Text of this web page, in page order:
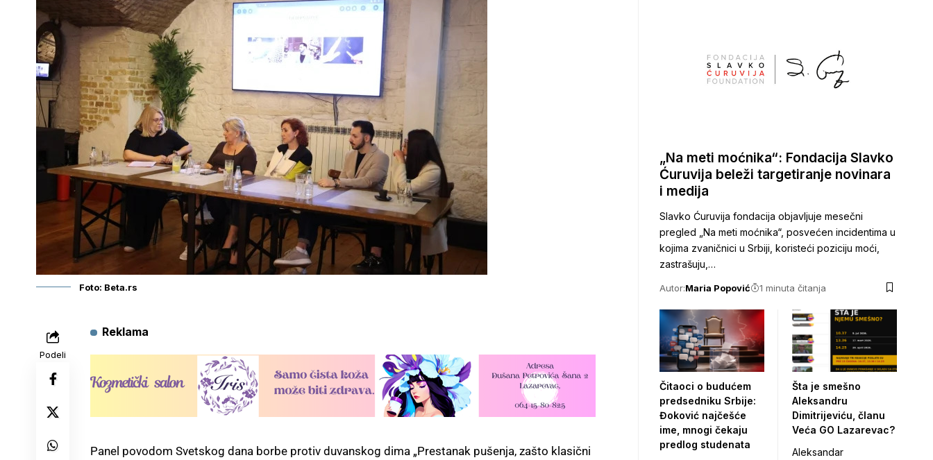
Foto: Beta.rs
Podeli
Reklama
Panel povodom Svetskog dana borbe protiv duvanskog dima „Prestanak pušenja, zašto klasični
„Na meti moćnika“: Fondacija Slavko
Ćuruvija beleži targetiranje novinara
i medija
Slavko Ćuruvija fondacija objavljuje mesečni
pregled „Na meti moćnika“, posvećen incidentima u
kojima zvaničnici u Srbiji, koristeći poziciju moći,
zastrašuju,…
Autor:Maria Popović 1 minuta čitanja
Čitaoci o budućem
predsedniku Srbije:
Đoković najčešće
ime, mnogi čekaju
predlog studenata
Šta je smešno
Aleksandru
Dimitrijeviću, članu
Veća GO Lazarevac?
Aleksandar